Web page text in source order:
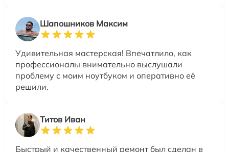
Шапошников Максим
Удивительная мастерская! Впечатлило, как
профессионалы внимательно выслушали
проблему с моим ноутбуком и оперативно её
решили.
Титов Иван
Быстрый и качественный ремонт был сделан в